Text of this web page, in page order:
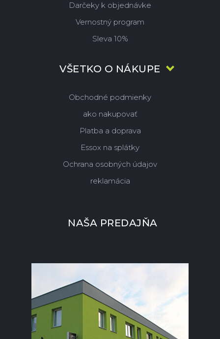
Darčeky k objednávke
Vernostný program
Sleva 10%
VŠETKO O NÁKUPE
Obchodné podmienky
ako nakupovať
Platba a doprava
Essox na splátky
Ochrana osobných údajov
reklamácia
NAŠA PREDAJŇA